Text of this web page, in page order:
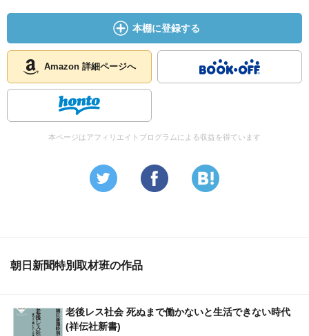
本棚に登録する
Amazon 詳細ページへ
本ページはアフィリエイトプログラムによる収益を得ています
朝日新聞特別取材班の作品
老後レス社会 死ぬまで働かないと生活できない時代
(祥伝社新書)